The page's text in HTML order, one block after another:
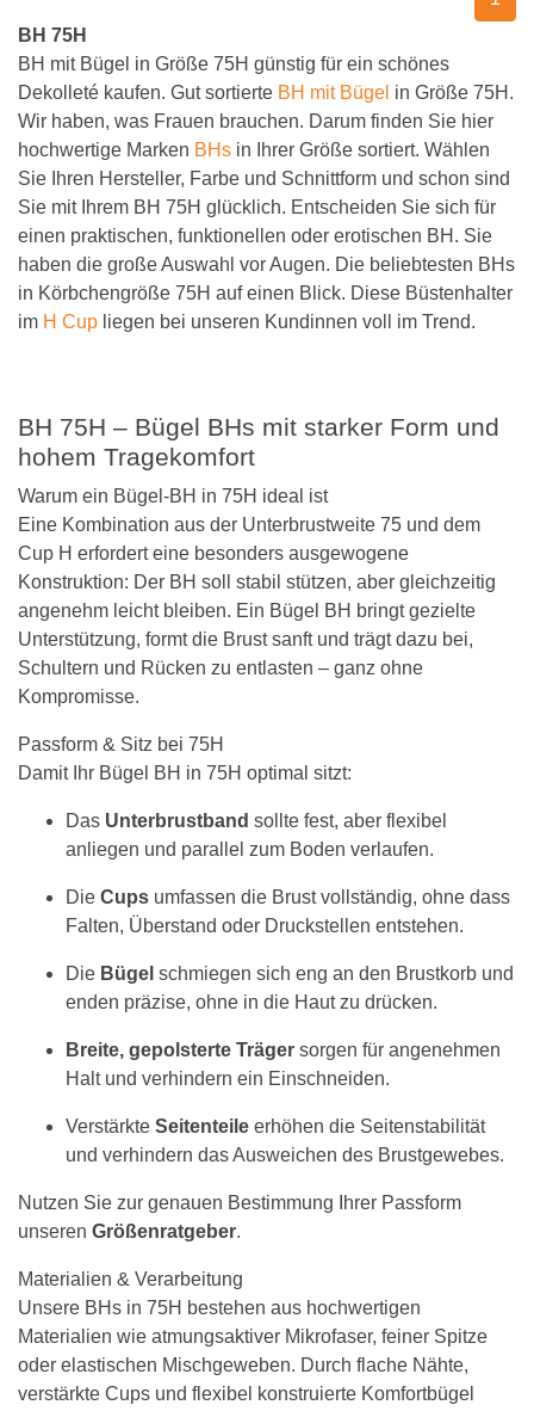
BH 75H
BH mit Bügel in Größe 75H günstig für ein schönes
Dekolleté kaufen. Gut sortierte BH mit Bügel in Größe 75H.
Wir haben, was Frauen brauchen. Darum finden Sie hier
hochwertige Marken BHs in Ihrer Größe sortiert. Wählen
Sie Ihren Hersteller, Farbe und Schnittform und schon sind
Sie mit Ihrem BH 75H glücklich. Entscheiden Sie sich für
einen praktischen, funktionellen oder erotischen BH. Sie
haben die große Auswahl vor Augen. Die beliebtesten BHs
in Körbchengröße 75H auf einen Blick. Diese Büstenhalter
im H Cup liegen bei unseren Kundinnen voll im Trend.
BH 75H – Bügel BHs mit starker Form und
hohem Tragekomfort
Warum ein Bügel-BH in 75H ideal ist
Eine Kombination aus der Unterbrustweite 75 und dem
Cup H erfordert eine besonders ausgewogene
Konstruktion: Der BH soll stabil stützen, aber gleichzeitig
angenehm leicht bleiben. Ein Bügel BH bringt gezielte
Unterstützung, formt die Brust sanft und trägt dazu bei,
Schultern und Rücken zu entlasten – ganz ohne
Kompromisse.
Passform & Sitz bei 75H
Damit Ihr Bügel BH in 75H optimal sitzt:
Das Unterbrustband sollte fest, aber flexibel
anliegen und parallel zum Boden verlaufen.
Die Cups umfassen die Brust vollständig, ohne dass
Falten, Überstand oder Druckstellen entstehen.
Die Bügel schmiegen sich eng an den Brustkorb und
enden präzise, ohne in die Haut zu drücken.
Breite, gepolsterte Träger sorgen für angenehmen
Halt und verhindern ein Einschneiden.
Verstärkte Seitenteile erhöhen die Seitenstabilität
und verhindern das Ausweichen des Brustgewebes.
Nutzen Sie zur genauen Bestimmung Ihrer Passform
unseren Größenratgeber.
Materialien & Verarbeitung
Unsere BHs in 75H bestehen aus hochwertigen
Materialien wie atmungsaktiver Mikrofaser, feiner Spitze
oder elastischen Mischgeweben. Durch flache Nähte,
verstärkte Cups und flexibel konstruierte Komfortbügel